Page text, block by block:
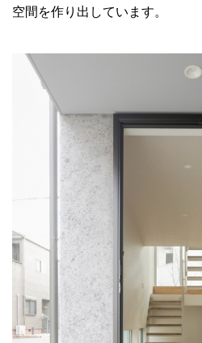
空間を作り出しています。